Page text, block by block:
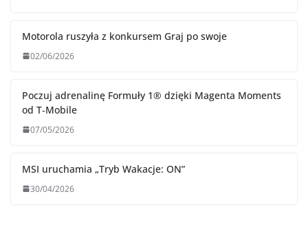
Motorola ruszyła z konkursem Graj po swoje
02/06/2026
Poczuj adrenalinę Formuły 1® dzięki Magenta Moments
od T‑Mobile
07/05/2026
MSI uruchamia „Tryb Wakacje: ON”
30/04/2026